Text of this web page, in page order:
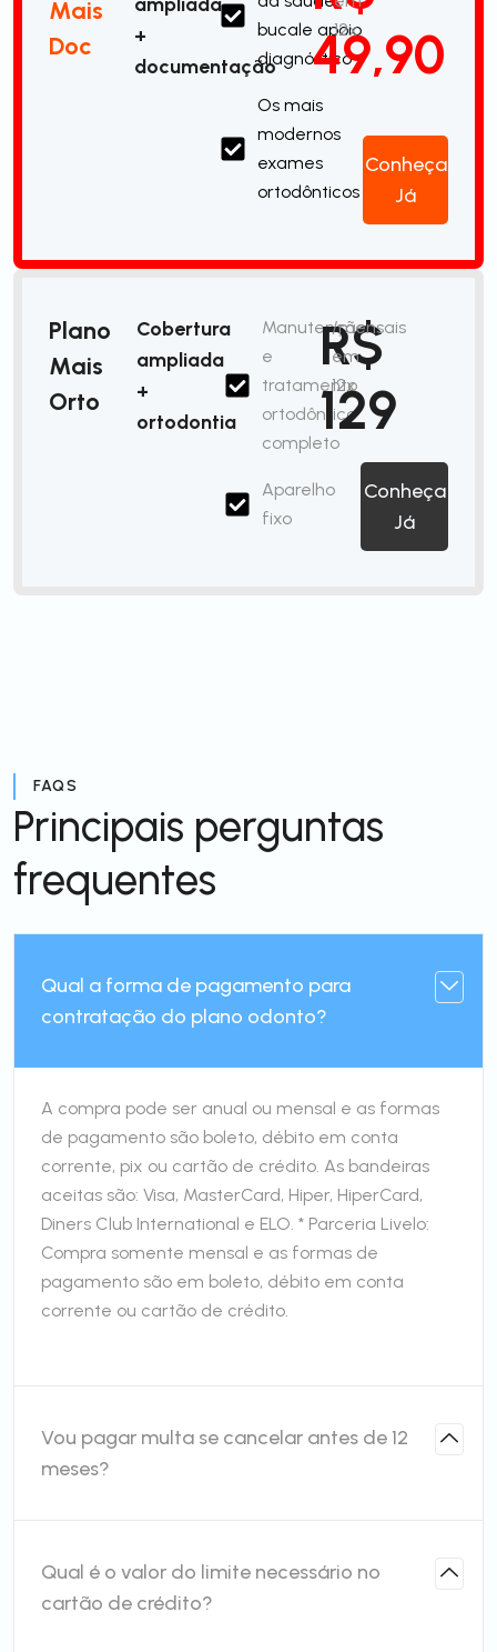
Mais
Doc
+
documentação
bucale apoio
diagnóstico
Os mais
modernos
exames
ortodônticos
49,90
12x
Conheça
Já
Plano
Mais
Orto
Cobertura
ampliada
+
ortodontia
Manutenção
e
tratamento
ortodôntico
completo
Aparelho
fixo
R$
129
/mensais
em
12x
Conheça
Já
FAQS
Principais perguntas
frequentes
Qual a forma de pagamento para
contratação do plano odonto?
A compra pode ser anual ou mensal e as formas
de pagamento são boleto, débito em conta
corrente, pix ou cartão de crédito. As bandeiras
aceitas são: Visa, MasterCard, Hiper, HiperCard,
Diners Club International e ELO. * Parceria Livelo:
Compra somente mensal e as formas de
pagamento são em boleto, débito em conta
corrente ou cartão de crédito.
Vou pagar multa se cancelar antes de 12
meses?
Qual é o valor do limite necessário no
cartão de crédito?